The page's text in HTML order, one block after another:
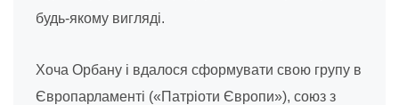
будь-якому вигляді.
Хоча Орбану і вдалося сформувати свою групу в
Європарламенті («Патріоти Європи»), союз з